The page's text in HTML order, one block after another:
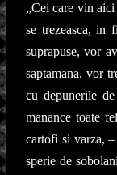
„Cei care vin
se trezeasca, in
suprapuse, vor
saptamana, vor
cu depunerile
manance toate
cartofi si varza,
sperie de